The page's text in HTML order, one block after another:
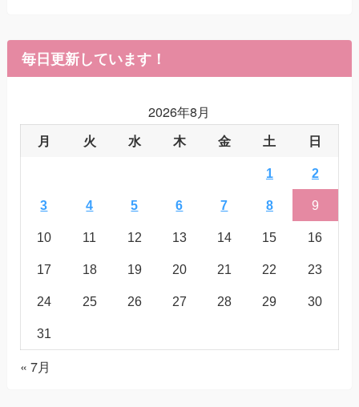
毎日更新しています！
2026年8月
月 火 水 木 金 土 日
1 2
3 4 5 6 7 8 9
10 11 12 13 14 15 16
17 18 19 20 21 22 23
24 25 26 27 28 29 30
31
« 7月